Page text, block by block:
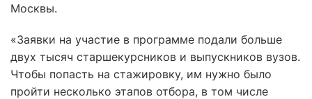
Москвы.
«Заявки на участие в программе подали больше
двух тысяч старшекурсников и выпускников вузов.
Чтобы попасть на стажировку, им нужно было
пройти несколько этапов отбора, в том числе